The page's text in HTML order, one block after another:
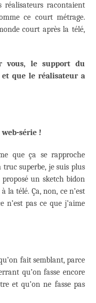
réalisateurs racontaient
ce court métrage.
court après la télé,
vous, le support du
que le réalisateur a
série !
que ça se rapproche
truc superbe, je suis plus
un sketch bidon
la télé. Ça, non, ce n’est
n’est pas ce que j’aime
fait semblant, parce
qu’on fasse encore
et qu’on ne fasse pas